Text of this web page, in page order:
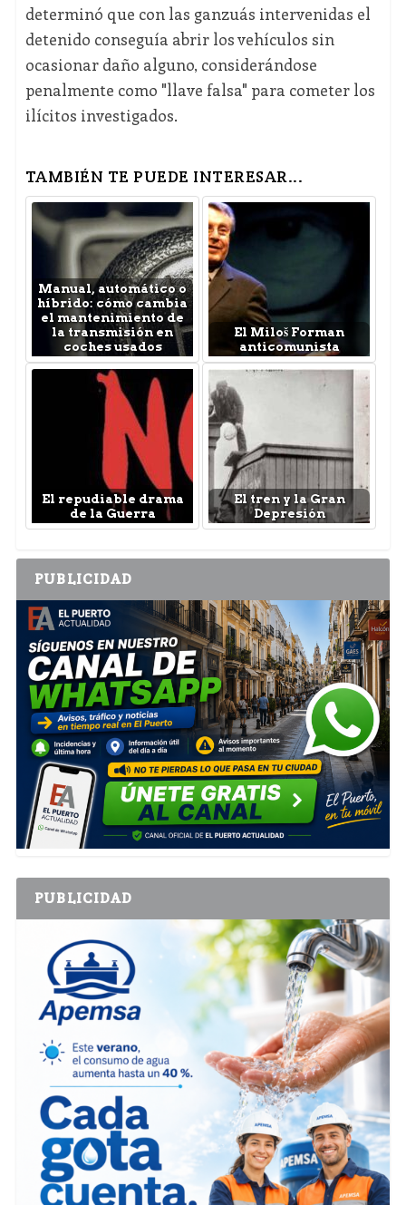
determinó que con las ganzuás intervenidas el
detenido conseguía abrir los vehículos sin
ocasionar daño alguno, considerándose
penalmente como "llave falsa" para cometer los
ilícitos investigados.
TAMBIÉN TE PUEDE INTERESAR...
Manual, automático o
híbrido: cómo cambia
el mantenimiento de
la transmisión en
coches usados
El Miloš Forman
anticomunista
El repudiable drama
de la Guerra
El tren y la Gran
Depresión
PUBLICIDAD
PUBLICIDAD